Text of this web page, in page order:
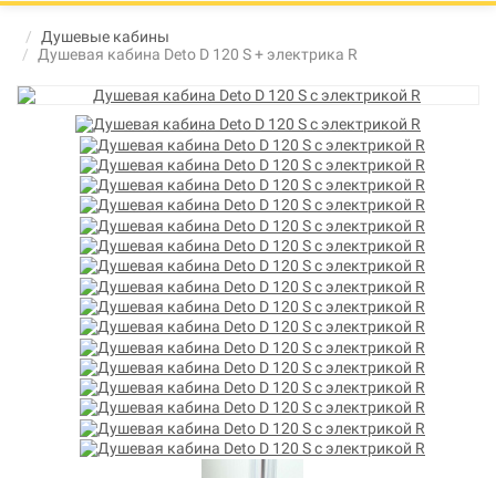
Душевые кабины
Душевая кабина Deto D 120 S + электрика R